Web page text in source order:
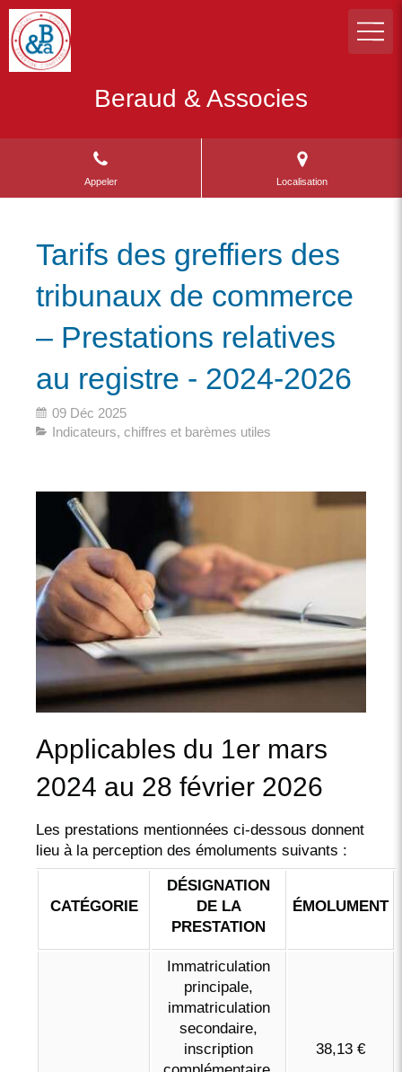
Beraud & Associes
Appeler Localisation
Tarifs des greffiers des
tribunaux de commerce
– Prestations relatives
au registre - 2024-2026
09 Déc 2025
Indicateurs, chiffres et barèmes utiles
Applicables du 1er mars
2024 au 28 février 2026
Les prestations mentionnées ci-dessous donnent
lieu à la perception des émoluments suivants :
CATÉGORIE
DÉSIGNATION
DE LA
PRESTATION
ÉMOLUMENT
Immatriculation
principale,
immatriculation
secondaire,
inscription
38,13 €